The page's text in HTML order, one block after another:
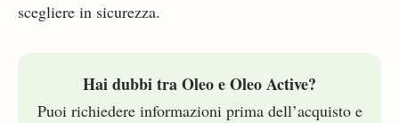
scegliere in sicurezza.
Hai dubbi tra Oleo e Oleo Active?
Puoi richiedere informazioni prima dell’acquisto e